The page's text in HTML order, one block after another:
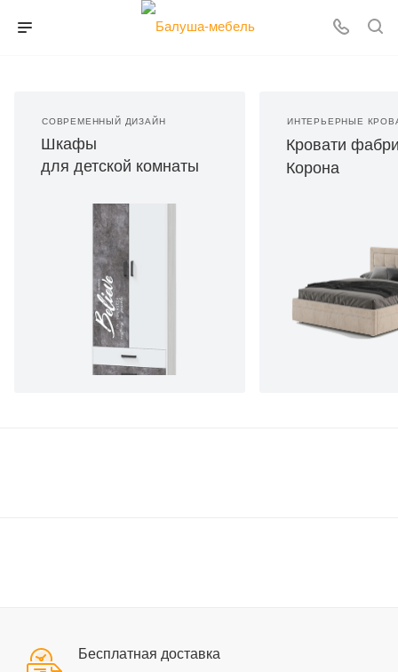
СОВРЕМЕННЫЙ ДИЗАЙН
Шкафы
для детской комнаты
ИНТЕРЬЕРНЫЕ
Кровати
Корона
Бесплатная доставка